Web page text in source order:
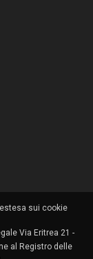
sui cookie
Via Eritrea 21 -
al Registro delle